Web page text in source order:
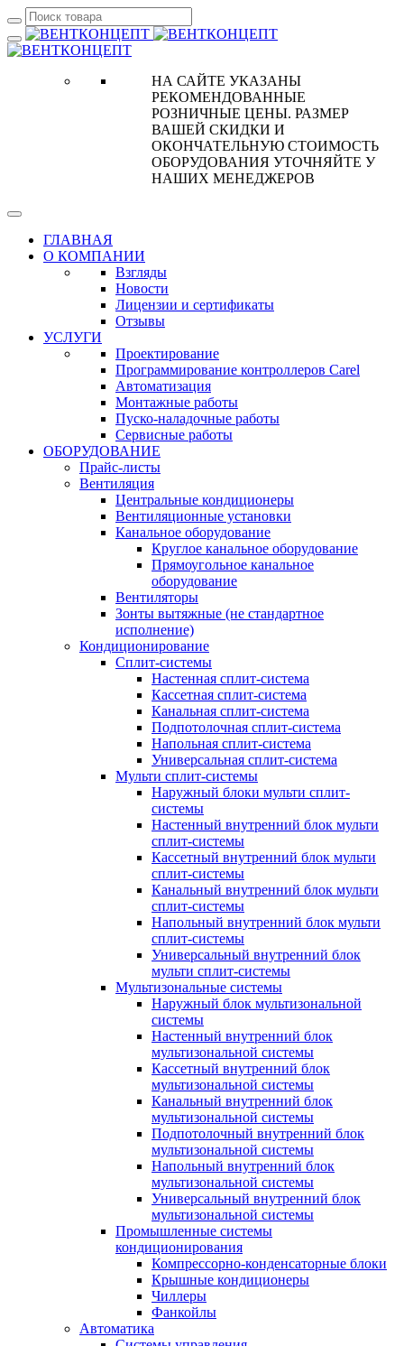
НА САЙТЕ УКАЗАНЫ
РЕКОМЕНДОВАННЫЕ
РОЗНИЧНЫЕ ЦЕНЫ. РАЗМЕР
ВАШЕЙ СКИДКИ И
ОКОНЧАТЕЛЬНУЮ СТОИМОСТЬ
ОБОРУДОВАНИЯ УТОЧНЯЙТЕ У
НАШИХ МЕНЕДЖЕРОВ
ГЛАВНАЯ
О КОМПАНИИ
Взгляды
Новости
Лицензии и сертификаты
Отзывы
УСЛУГИ
Проектирование
Программирование контроллеров Carel
Автоматизация
Монтажные работы
Пуско-наладочные работы
Сервисные работы
ОБОРУДОВАНИЕ
Прайс-листы
Вентиляция
Центральные кондиционеры
Вентиляционные установки
Канальное оборудование
Круглое канальное оборудование
Прямоугольное канальное
оборудование
Вентиляторы
Зонты вытяжные (не стандартное
исполнение)
Кондиционирование
Сплит-системы
Настенная сплит-система
Кассетная сплит-система
Канальная сплит-система
Подпотолочная сплит-система
Напольная сплит-система
Универсальная сплит-система
Мульти сплит-системы
Наружный блоки мульти сплит-
системы
Настенный внутренний блок мульти
сплит-системы
Кассетный внутренний блок мульти
сплит-системы
Канальный внутренний блок мульти
сплит-системы
Напольный внутренний блок мульти
сплит-системы
Универсальный внутренний блок
мульти сплит-системы
Мультизональные системы
Наружный блок мультизональной
системы
Настенный внутренний блок
мультизональной системы
Кассетный внутренний блок
мультизональной системы
Канальный внутренний блок
мультизональной системы
Подпотолочный внутренний блок
мультизональной системы
Напольный внутренний блок
мультизональной системы
Универсальный внутренний блок
мультизональной системы
Промышленные системы
кондиционирования
Компрессорно-конденсаторные блоки
Крышные кондиционеры
Чиллеры
Фанкойлы
Автоматика